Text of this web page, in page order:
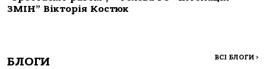
ЗМІН” Вікторія Костюк
БЛОГИ ВСІ БЛОГИ >